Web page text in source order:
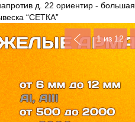
д. 22 ориентир -
“СЕТКА”
1из 12